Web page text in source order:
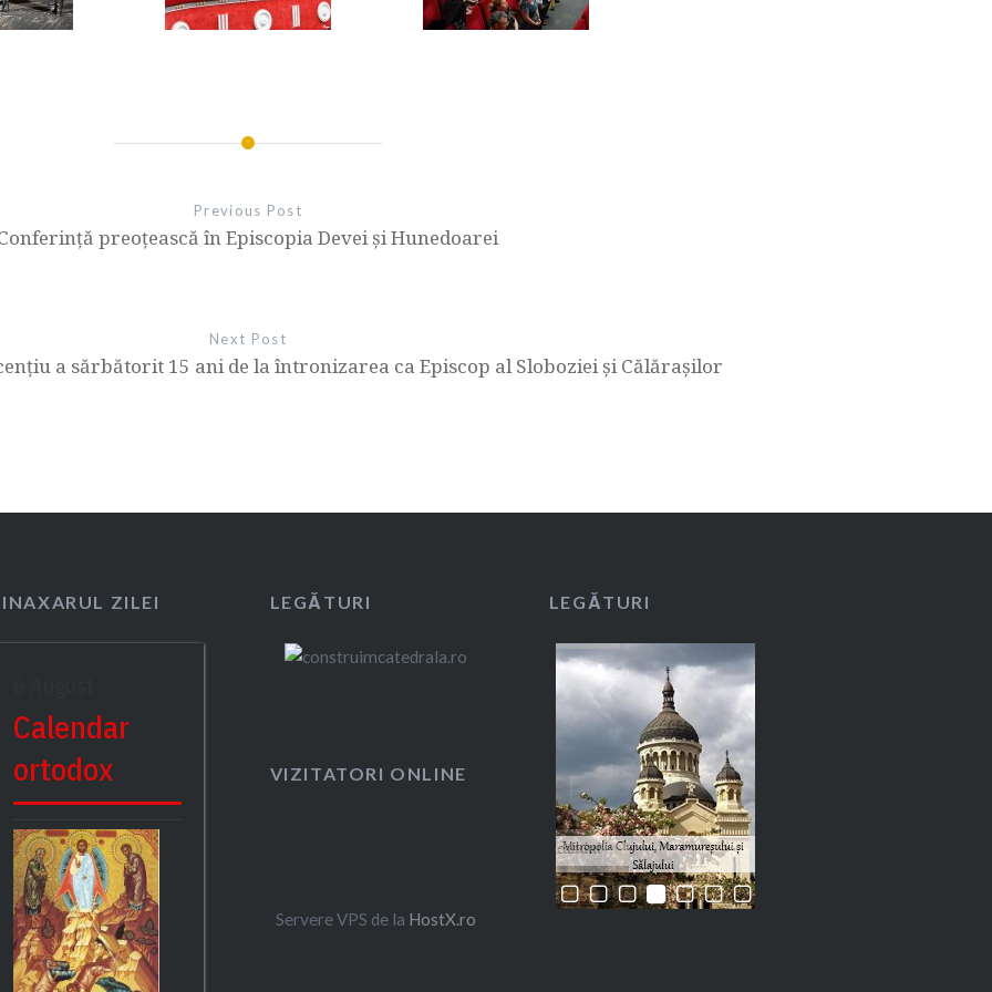
Previous Post
preoţească în Episcopia Devei și Hunedoarei
Next Post
a sărbătorit 15 ani de la întronizarea ca Episcop al Sloboziei și Călărașilor
ZILEI
Calendar
ortodox
LEGĂTURI LEGĂTURI
VIZITATORI ONLINE
Servere VPS de la HostX.ro